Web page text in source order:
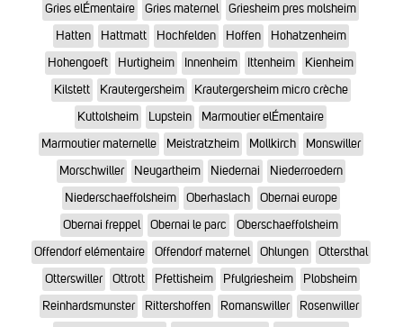
Gries elÉmentaire
Gries maternel
Griesheim pres molsheim
Hatten
Hattmatt Hochfelden Hoffen
Hohatzenheim
Hohengoeft
Hurtigheim Innenheim Ittenheim
Kienheim
Kilstett
Krautergersheim
Krautergersheim micro crèche
Kuttolsheim
Lupstein
Marmoutier elÉmentaire
Marmoutier maternelle
Meistratzheim Mollkirch
Monswiller
Morschwiller
Neugartheim Niedernai
Niederroedern
Niederschaeffolsheim
Oberhaslach
Obernai europe
Obernai freppel
Obernai le parc
Oberschaeffolsheim
Offendorf elémentaire
Offendorf maternel Ohlungen
Ottersthal
Otterswiller
Ottrott Pfettisheim Pfulgriesheim
Plobsheim
Reinhardsmunster
Rittershoffen Romanswiller
Rosenwiller